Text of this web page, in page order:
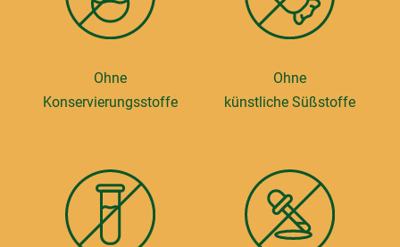
Ohne
Konservierungsstoffe
Ohne
künstliche Süßstoffe